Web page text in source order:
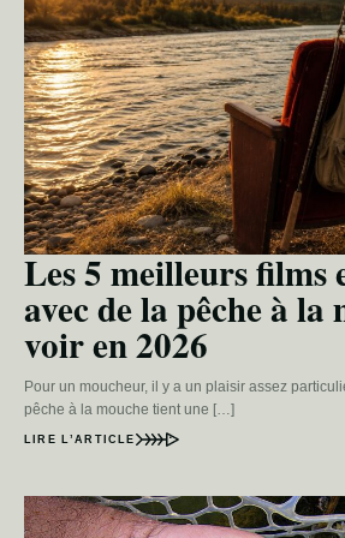
Les 5 meilleurs films
avec de la pêche à la
voir en 2026
Pour un moucheur, il y a un plaisir assez
pêche à la mouche tient une […]
LIRE L’ARTICLE